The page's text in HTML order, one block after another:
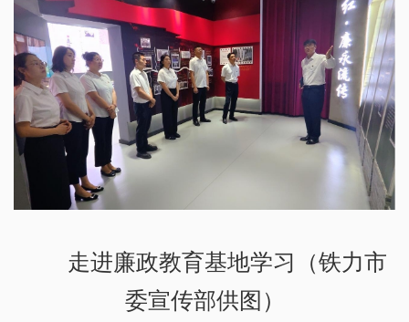
走进廉政教育基地学习（铁力市
委宣传部供图）